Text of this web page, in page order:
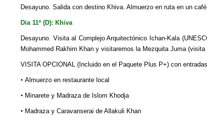
Desayuno. Salida con destino Khiva. Almuerzo en ruta en un
Dia 11º (D): Khiva
Desayuno. Visita al Complejo Arquitectónico Ichan-Kala
Mohammed Rakhim Khan y visitaremos la Mezquita Juma (visita
VISITA OPCIONAL (Incluido en el Paquete Plus P+) con
• Almuerzo en restaurante local
• Minarete y Madraza de Islom Khodja
• Madraza y Caravanserai de Allakuli Khan